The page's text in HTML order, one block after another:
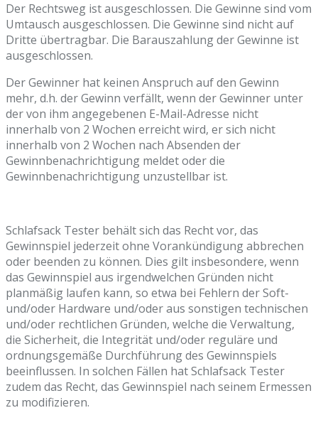
Der Rechtsweg ist ausgeschlossen. Die Gewinne sind vom
Umtausch ausgeschlossen. Die Gewinne sind nicht auf
Dritte übertragbar. Die Barauszahlung der Gewinne ist
ausgeschlossen.
Der Gewinner hat keinen Anspruch auf den Gewinn
mehr, d.h. der Gewinn verfällt, wenn der Gewinner unter
der von ihm angegebenen E-Mail-Adresse nicht
innerhalb von 2 Wochen erreicht wird, er sich nicht
innerhalb von 2 Wochen nach Absenden der
Gewinnbenachrichtigung meldet oder die
Gewinnbenachrichtigung unzustellbar ist.
Schlafsack Tester behält sich das Recht vor, das
Gewinnspiel jederzeit ohne Vorankündigung abbrechen
oder beenden zu können. Dies gilt insbesondere, wenn
das Gewinnspiel aus irgendwelchen Gründen nicht
planmäßig laufen kann, so etwa bei Fehlern der Soft-
und/oder Hardware und/oder aus sonstigen technischen
und/oder rechtlichen Gründen, welche die Verwaltung,
die Sicherheit, die Integrität und/oder reguläre und
ordnungsgemäße Durchführung des Gewinnspiels
beeinflussen. In solchen Fällen hat Schlafsack Tester
zudem das Recht, das Gewinnspiel nach seinem Ermessen
zu modifizieren.